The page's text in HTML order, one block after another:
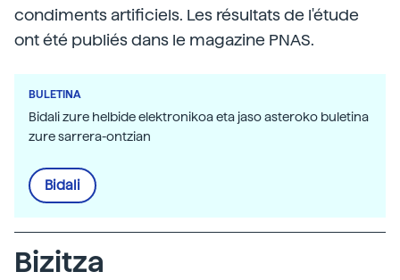
condiments artificiels. Les résultats de l'étude
ont été publiés dans le magazine PNAS.
BULETINA
Bidali zure helbide elektronikoa eta jaso asteroko buletina
zure sarrera-ontzian
Bidali
Bizitza